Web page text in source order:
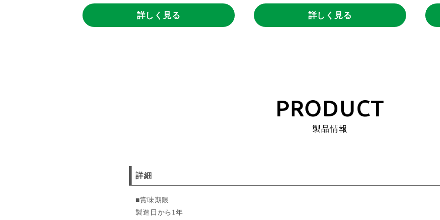
詳しく見る 詳しく見る
PRODUCT
製品情報
詳細
■賞味期限
製造日から1年